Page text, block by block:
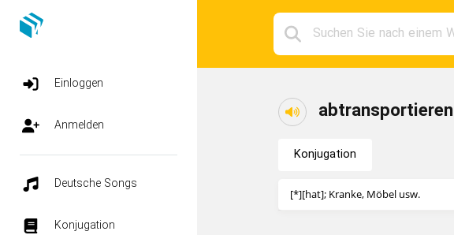
Einloggen
Anmelden
Deutsche Songs
Konjugation
abtransportieren
Konjugation
[*][hat]; Kranke, Möbel usw.